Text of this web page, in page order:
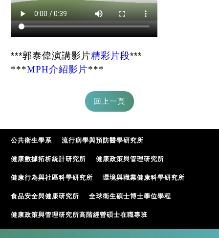
***郭泰偉演講影片精彩片段***
***MPH介紹影片***
公共衛生學系 流行病學與預防醫學研究所
健康數據拓析統計研究所 健康政策與管理研究所
健康行為與社區科學研究所 環境與職業健康科學研究所
食品安全與健康研究所 全球衛生碩士博士學位學程
健康政策與管理研究所高階經營碩士在職專班